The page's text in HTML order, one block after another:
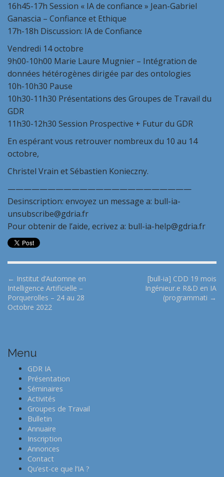
16h45-17h Session « IA de confiance » Jean-Gabriel
Ganascia – Confiance et Ethique
17h-18h Discussion: IA de Confiance
Vendredi 14 octobre
9h00-10h00 Marie Laure Mugnier – Intégration de
données hétérogènes dirigée par des ontologies
10h-10h30 Pause
10h30-11h30 Présentations des Groupes de Travail du
GDR
11h30-12h30 Session Prospective + Futur du GDR
En espérant vous retrouver nombreux du 10 au 14
octobre,
Christel Vrain et Sébastien Konieczny.
———————————————————————
Desinscription: envoyez un message a: bull-ia-
unsubscribe@gdria.fr
Pour obtenir de l’aide, ecrivez a: bull-ia-help@gdria.fr
P
o
s
v
← Institut d’Automne en
Intelligence Artificielle –
Porquerolles – 24 au 28
Octobre 2022
[bull-ia] CDD 19 mois
Ingénieur.e R&D en IA
(programmati →
Menu
GDR IA
Présentation
Séminaires
Activités
Groupes de Travail
Bulletin
Annuaire
Inscription
Annonces
Contact
Qu’est-ce que l’IA ?